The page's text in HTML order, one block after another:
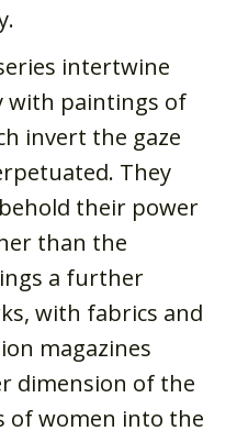
intertwine
with paintings of
invert the gaze
They
their power
than the
a further
with fabrics and
magazines
dimension of the
of women into the